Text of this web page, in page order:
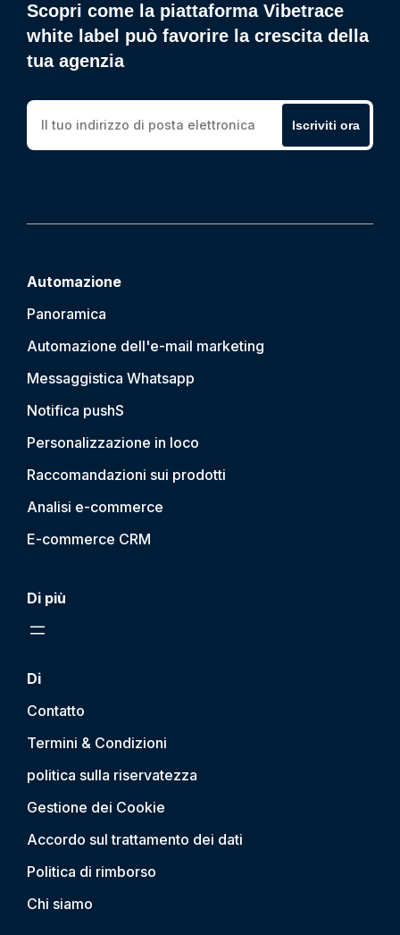
Scopri come la piattaforma Vibetrace
white label può favorire la crescita della
tua agenzia
Iscriviti ora
Automazione
Panoramica
Automazione dell'e-mail marketing
Messaggistica Whatsapp
Notifica pushS
Personalizzazione in loco
Raccomandazioni sui prodotti
Analisi e-commerce
E-commerce CRM
Di più
Di
Contatto
Termini & Condizioni
politica sulla riservatezza
Gestione dei Cookie
Accordo sul trattamento dei dati
Politica di rimborso
Chi siamo